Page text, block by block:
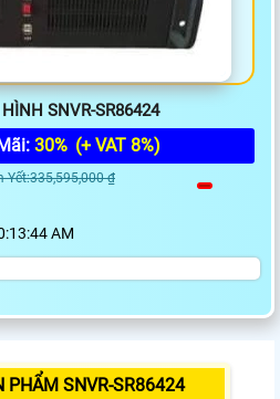
SNVR-SR86424
30% (+ VAT 8%)
Yết:335,595,000 ₫
AM
PHẨM SNVR-SR86424